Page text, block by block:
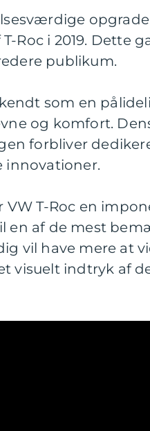
Roc i 2019. Dette
publikum.
som en
og komfort.
forbliver
innovationer.
VW T-Roc en
en af de mest
vil have mere at
visuelt indtryk af